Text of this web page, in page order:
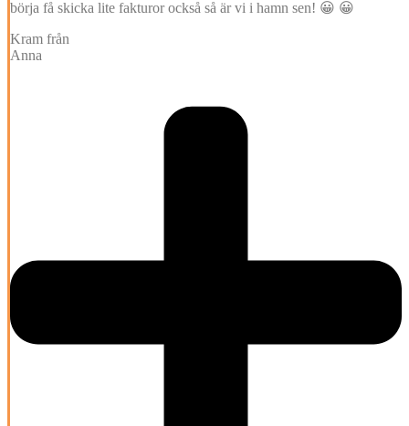
börja få skicka lite fakturor också så är vi i hamn sen! 😀 😀
Kram från
Anna